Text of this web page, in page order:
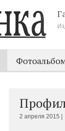
2 апреля 2015 |